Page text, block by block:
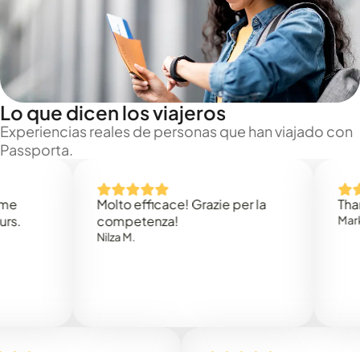
Lo que dicen los viajeros
Experiencias reales de personas que han viajado con
Passporta.
Molto efficace! Grazie per la
competenza!
Nilza M.
Thank
Mark N.